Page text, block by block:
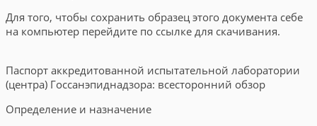
Для того, чтобы сохранить образец этого документа себе
на компьютер перейдите по ссылке для скачивания.
Паспорт аккредитованной испытательной лаборатории
(центра) Госсанэпиднадзора: всесторонний обзор
Определение и назначение